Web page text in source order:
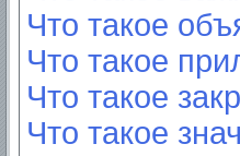
Что такое
Что такое
Что такое
Что такое